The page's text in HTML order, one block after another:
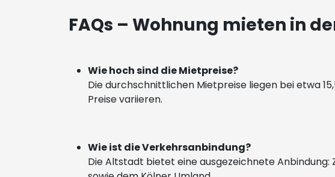
FAQs – Wohnung mieten in
Wie hoch sind die Mietpreise?
Die durchschnittlichen Mietpreise liegen bei etwa
Preise variieren.
Wie ist die Verkehrsanbindung?
Die Altstadt bietet eine ausgezeichnete